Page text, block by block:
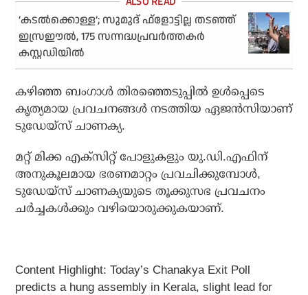
‘കടല്‍ക്കൊള്ള’; സുമുദ് ഫ്‌ളോട്ടില്ല തടഞ്ഞ്
ഇസ്രഈല്‍, 175 സന്നദ്ധപ്രവര്‍ത്തകര്‍
കസ്റ്റഡിയില്‍
കഴിഞ്ഞ ബംഗാള്‍ തിരഞ്ഞെടുപ്പില്‍ ഉള്‍പ്പെടെ
കൃത്യമായ പ്രവചനങ്ങള്‍ നടത്തിയ ഏജന്‍സിയാണ്
ടുഡേയ്‌സ് ചാണക്യ.
മറ്റ് മിക്ക എക്‌സിറ്റ് പോളുകളും യു.ഡി.എഫിന്
അനുകൂലമായ ഭരണമാറ്റം പ്രവചിക്കുമ്പോള്‍,
ടുഡേയ്‌സ് ചാണക്യയുടെ തൂക്കുസഭ പ്രവചനം
ചര്‍ച്ചകള്‍ക്കും വഴിയൊരുക്കുകയാണ്.
Content Highlight: Today’s Chanakya Exit Poll
predicts a hung assembly in Kerala, slight lead for